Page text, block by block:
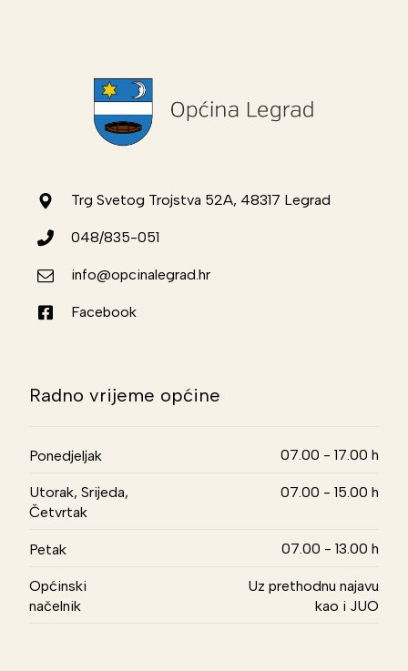
Trg Svetog Trojstva 52A, 48317 Legrad
048/835-051
info@opcinalegrad.hr
Facebook
Radno vrijeme općine
Ponedjeljak 07.00 - 17.00 h
Utorak, Srijeda,
Četvrtak
07.00 - 15.00 h
Petak 07.00 - 13.00 h
Općinski
načelnik
Uz prethodnu najavu
kao i JUO